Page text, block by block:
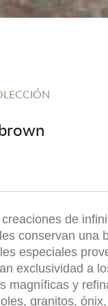
de
conservan una
especiales
exclusividad a
magníficas y
granitos,